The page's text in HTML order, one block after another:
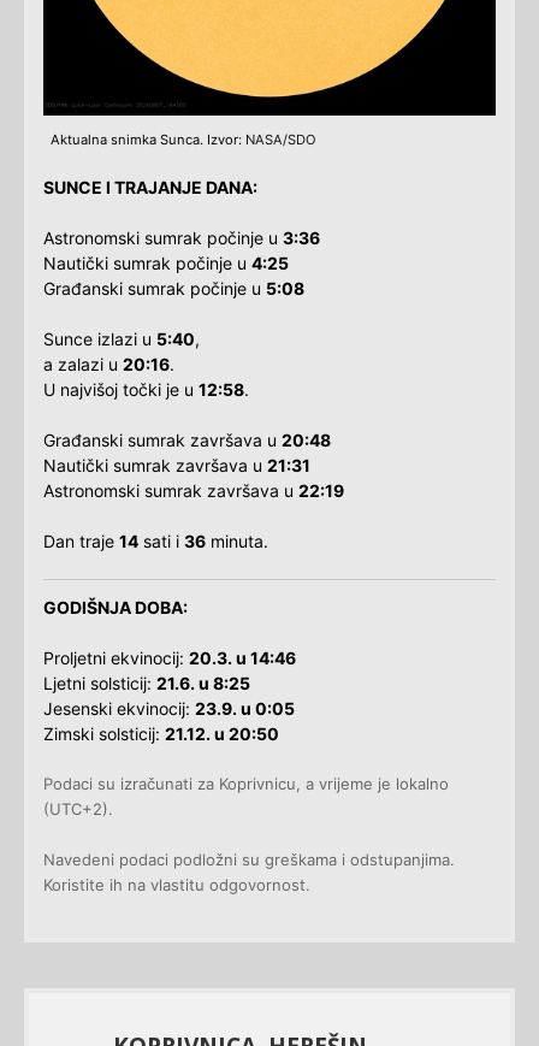
Aktualna snimka Sunca. Izvor: NASA/SDO
SUNCE I TRAJANJE DANA:
Astronomski sumrak počinje u 3:36
Nautički sumrak počinje u 4:25
Građanski sumrak počinje u 5:08
Sunce izlazi u 5:40,
a zalazi u 20:16.
U najvišoj točki je u 12:58.
Građanski sumrak završava u 20:48
Nautički sumrak završava u 21:31
Astronomski sumrak završava u 22:19
Dan traje 14 sati i 36 minuta.
GODIŠNJA DOBA:
Proljetni ekvinocij: 20.3. u 14:46
Ljetni solsticij: 21.6. u 8:25
Jesenski ekvinocij: 23.9. u 0:05
Zimski solsticij: 21.12. u 20:50
Podaci su izračunati za Koprivnicu, a vrijeme je lokalno
(UTC+2).
Navedeni podaci podložni su greškama i odstupanjima.
Koristite ih na vlastitu odgovornost.